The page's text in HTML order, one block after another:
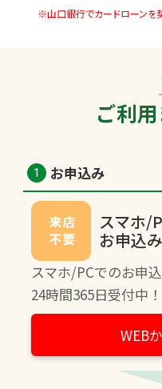
※山口銀行でカードローンを
ご利
1 お申込み
スマホ/
お申込
スマホ/PCでのお申
24時間365日受付中！
WEB